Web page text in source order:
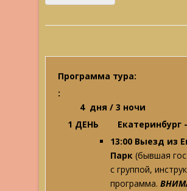
Программа тура:
4 дня / 3 ночи
1 ДЕНЬ
Екатеринбург
13:00 Выезд из
Парк (бывшая
с группой,
программа.